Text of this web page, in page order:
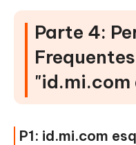
Parte 4:
"id.mi.com
P1: id.mi.com